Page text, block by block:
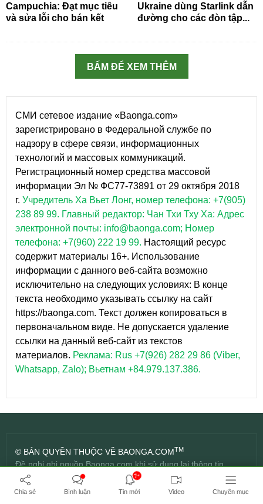
Campuchia: Đạt mục tiêu
và sửa lỗi cho bán kết
Ukraine dùng Starlink dẫn
đường cho các đòn tập...
BẤM ĐỂ XEM THÊM
СМИ сетевое издание «Baonga.com»
зарегистрировано в Федеральной службе по
надзору в сфере связи, информационных
технологий и массовых коммуникаций.
Регистрационный номер средства массовой
информации Эл № ФС77-73891 от 29 октября 2018
г. Учредитель Ха Вьет Лонг, номер телефона: +7(905)
238 89 99. Главный редактор: Чан Тхи Тху Ха: Адрес
электронной почты: info@baonga.com; Номер
телефона: +7(960) 222 19 99. Настоящий ресурс
содержит материалы 16+. Использование
информации с данного веб-сайта возможно
исключительно на следующих условиях: В конце
текста необходимо указывать ссылку на сайт
https://baonga.com. Текст должен копироваться в
первоначальном виде. Не допускается удаление
ссылки на данный веб-сайт из текстов
материалов. Реклама: Rus +7(926) 282 29 86 (Viber,
Whatsapp, Zalo); Вьетнам +84.979.137.386.
© BẢN QUYỀN THUỘC VỀ BAONGA.COMTM
Đề nghị ghi nguồn Baonga.com khi sử dụng lại thông tin
LIÊN HỆ QUẢNG CÁO TẠI NGA
Điện thoại: +7(960) 222 1999
Chia sẻ Bình luận
7+
Tin mới Video Chuyên mục